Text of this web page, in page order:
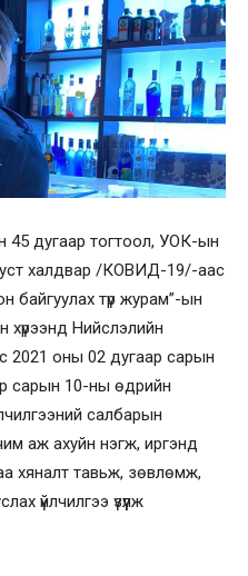
45 дугаар тогтоол, УОК-ын
халдвар /КОВИД-19/-аас
байгуулах түр журам”-ын
хүрээнд Нийслэлийн
2021 оны 02 дугаар сарын
сарын 10-ны өдрийн
салбарын
аж ахуйн нэгж, иргэнд
хяналт тавьж, зөвлөмж,
үйлчилгээ үзүүлж